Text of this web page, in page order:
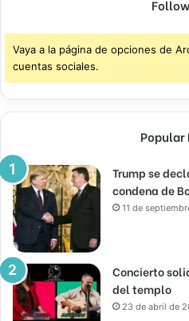
Vaya a la página de opciones de
cuentas sociales.
Popular
Trump se
condena de
11 de
Concierto
del templo
23 de abril de